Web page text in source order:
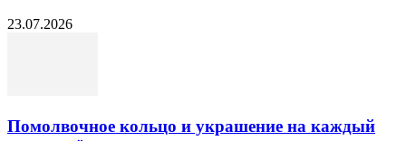
23.07.2026
Помолвочное кольцо и украшение на каждый